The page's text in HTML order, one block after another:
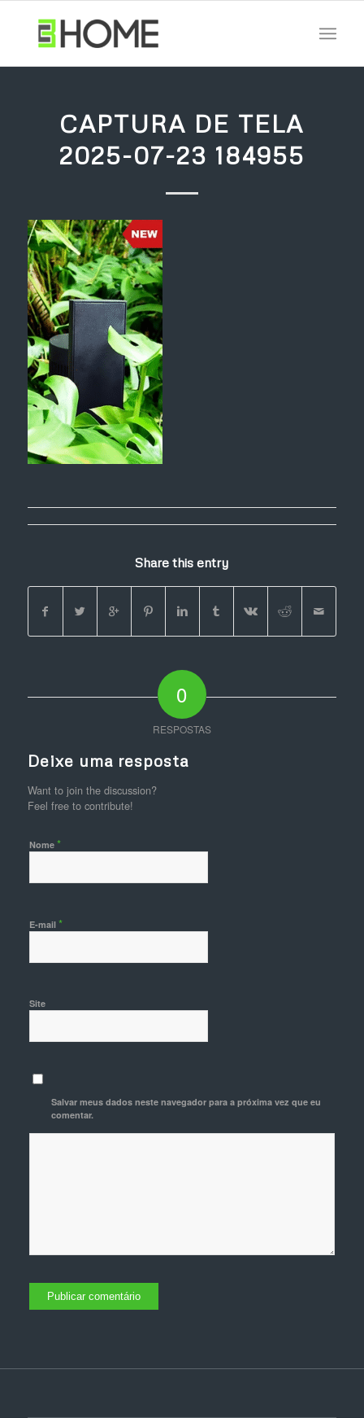
CAPTURA DE TELA
2025-07-23 184955
Share this entry
0
RESPOSTAS
Deixe uma resposta
Want to join the discussion?
Feel free to contribute!
Nome *
E-mail *
Site
Salvar meus dados neste navegador para a próxima vez que eu
comentar.